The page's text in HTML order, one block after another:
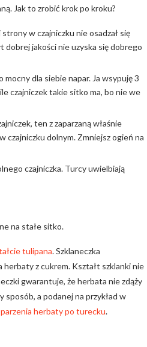
Jak to zrobić krok po kroku?
w czajniczku nie osadzał się
dobrej jakości nie uzyska się dobrego
dla siebie napar. Ja wsypuję 3
czajniczek takie sitko ma, bo nie we
ten z zaparzaną właśnie
czajniczku dolnym. Zmniejsz ogień na
czajniczka. Turcy uwielbiają
na stałe sitko.
tulipana. Szklaneczka
herbaty z cukrem. Kształt szklanki nie
gwarantuje, że herbata nie zdąży
a podanej na przykład w
herbaty po turecku.